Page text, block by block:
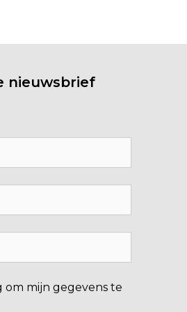
nieuwsbrief
om mijn gegevens te